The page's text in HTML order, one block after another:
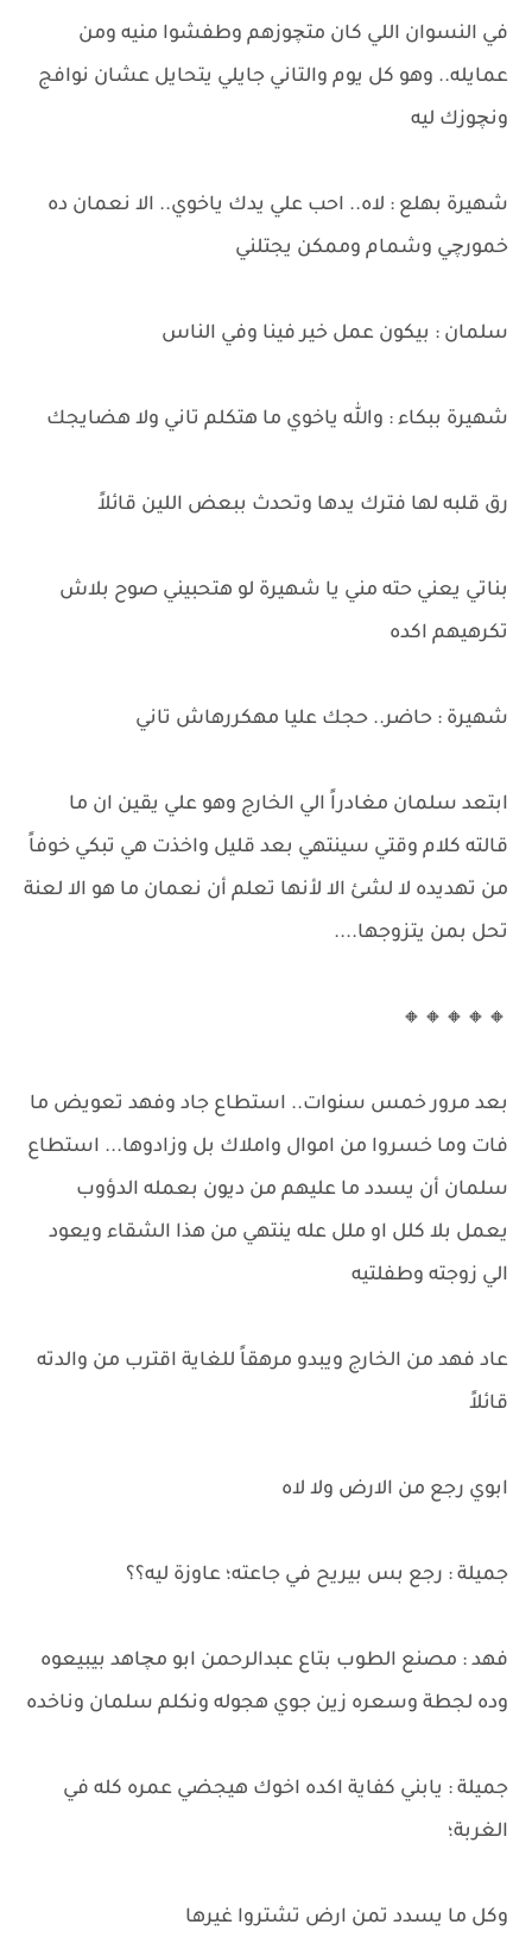
في النسوان اللي كان متچوزهم وطفشوا منيه ومن
عمايله.. وهو كل يوم والتاني جايلي يتحايل عشان نوافج
ونچوزك ليه
شهيرة بهلع : لاه.. احب علي يدك ياخوي.. الا نعمان ده
خمورچي وشمام وممكن يجتلني
سلمان : بيكون عمل خير فينا وفي الناس
شهيرة ببكاء : والله ياخوي ما هتكلم تاني ولا هضايجك
رق قلبه لها فترك يدها وتحدث ببعض اللين قائلاً
بناتي يعني حته مني يا شهيرة لو هتحبيني صوح بلاش
تكرهيهم اكده
شهيرة : حاضر.. حجك عليا مهكررهاش تاني
ابتعد سلمان مغادراً الي الخارج وهو علي يقين ان ما
قالته كلام وقتي سينتهي بعد قليل واخذت هي تبكي خوفاً
من تهديده لا لشئ الا لأنها تعلم أن نعمان ما هو الا لعنة
تحل بمن يتزوجها....
🔸🔸🔸🔸🔸
بعد مرور خمس سنوات.. استطاع جاد وفهد تعويض ما
فات وما خسروا من اموال واملاك بل وزادوها... استطاع
سلمان أن يسدد ما عليهم من ديون بعمله الدؤوب
يعمل بلا كلل او ملل عله ينتهي من هذا الشقاء ويعود
الي زوجته وطفلتيه
عاد فهد من الخارج ويبدو مرهقاً للغاية اقترب من والدته
قائلاً
ابوي رجع من الارض ولا لاه
جميلة : رجع بس بيريح في جاعته؛ عاوزة ليه؟؟
فهد : مصنع الطوب بتاع عبدالرحمن ابو مچاهد بيبيعوه
وده لجطة وسعره زين جوي هجوله ونكلم سلمان وناخده
جميلة : يابني كفاية اكده اخوك هيجضي عمره كله في
الغربة؛
وكل ما يسدد تمن ارض تشتروا غيرها